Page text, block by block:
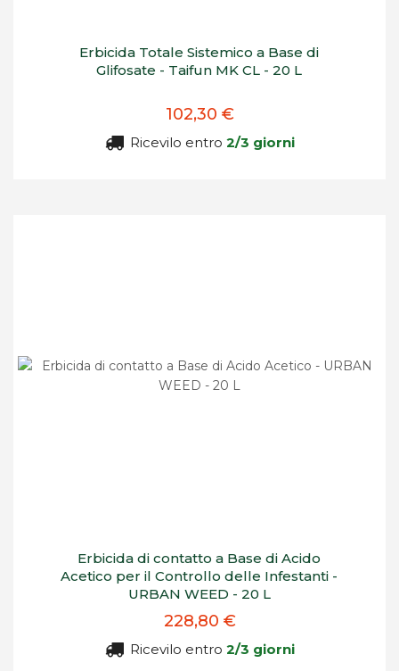
Erbicida Totale Sistemico a Base di
Glifosate - Taifun MK CL - 20 L
102,30 €
Ricevilo entro 2/3 giorni
Erbicida di contatto a Base di Acido
Acetico per il Controllo delle Infestanti -
URBAN WEED - 20 L
228,80 €
Ricevilo entro 2/3 giorni